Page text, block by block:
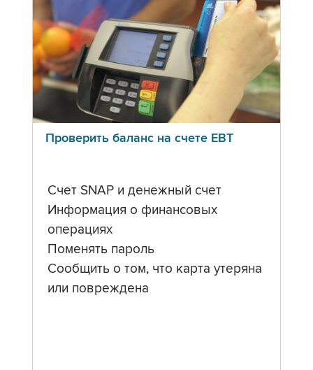
Проверить баланс на счете ЕВТ
Счет SNAP и денежный счет
Информация о финансовых
операциях
Поменять пароль
Сообщить о том, что карта утеряна
или повреждена